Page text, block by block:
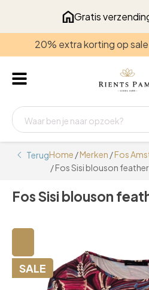
Gratis
20% extra korting op
TerugHome /Merken /Fos
/ Fos Sisi blouson
Fos Sisi blouson
SALE